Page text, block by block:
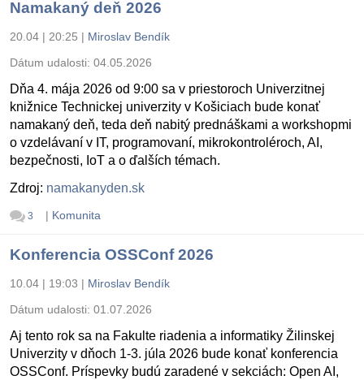
Namakaný deň 2026
20.04 | 20:25 | Miroslav Bendík
Dátum udalosti: 04.05.2026
Dňa 4. mája 2026 od 9:00 sa v priestoroch Univerzitnej
knižnice Technickej univerzity v Košiciach bude konať
namakaný deň, teda deň nabitý prednáškami a workshopmi
o vzdelávaní v IT, programovaní, mikrokontroléroch, AI,
bezpečnosti, IoT a o ďalších témach.
Zdroj: namakanyden.sk
3 | Komunita
Konferencia OSSConf 2026
10.04 | 19:03 | Miroslav Bendík
Dátum udalosti: 01.07.2026
Aj tento rok sa na Fakulte riadenia a informatiky Žilinskej
Univerzity v dňoch 1-3. júla 2026 bude konať konferencia
OSSConf. Príspevky budú zaradené v sekciách: Open AI,